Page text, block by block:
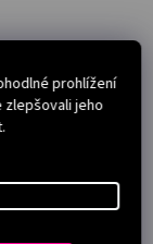
prohlížení
zlepšovali jeho